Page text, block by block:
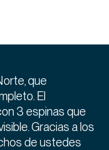
que
El
3 espinas que
Gracias a los
de ustedes